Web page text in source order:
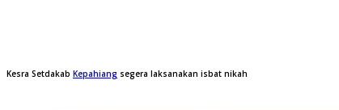
Kesra Setdakab Kepahiang segera laksanakan isbat nikah